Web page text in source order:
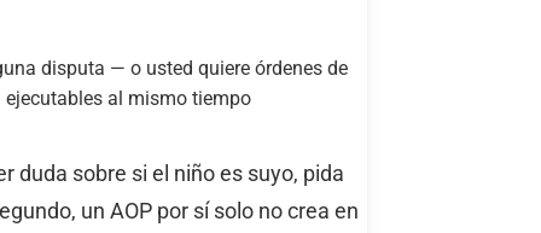
disputa — o usted quiere órdenes de
ejecutables al mismo tiempo
duda sobre si el niño es suyo, pida
un AOP por sí solo no crea en